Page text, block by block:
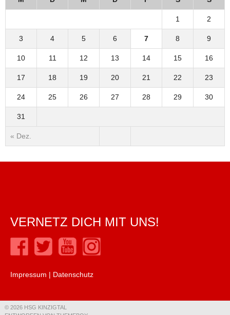
« Dez.
1 2
3 4 5 6 7 8 9
10 11 12 13 14 15 16
17 18 19 20 21 22 23
24 25 26 27 28 29 30
31
VERNETZ DICH MIT UNS!
Impressum | Datenschutz
© 2026 HSG KINZIGTAL